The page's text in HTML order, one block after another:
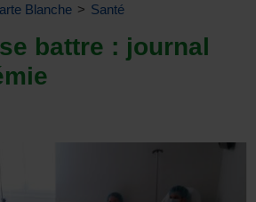
Blanche > Santé
battre : journal